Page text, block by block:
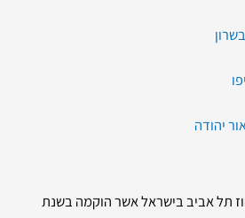
יהודה
תל אביב בישראל אשר הוקמה בשנת